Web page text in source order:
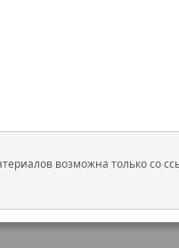
возможна только со